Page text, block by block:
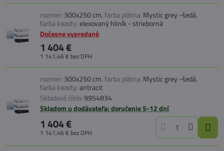
rozmer: 300x250 cm,farba plátna: Mystic grey -šedá,
farba kazety:elexovaný hliník - strieborná
Dočasne vypredané
1 404 €
1 141,46 € bez DPH
rozmer: 300x250 cm,farba plátna: Mystic grey -šedá,
farba kazety:antracit
Skladové číslo:9954834
Skladom u dodávateľa: doručenie 5-12 dní
1 404 €
1 141,46 € bez DPH